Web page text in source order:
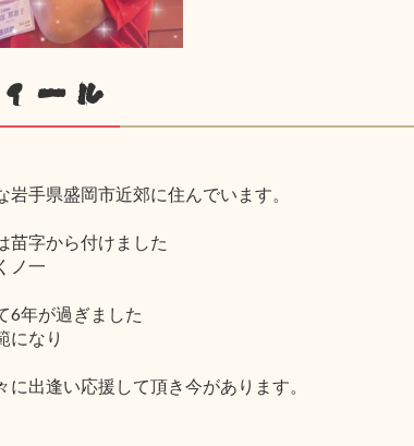
ール
岩手県盛岡市近郊に住んでいます。
苗字から付けました
ノ一
6年が過ぎました
になり
に出逢い応援して頂き今があります。